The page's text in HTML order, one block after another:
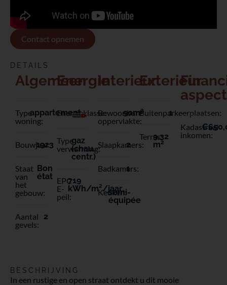
Contact opnemen
DETAILS
Algemeen
Type
woning:
appartement
Bouwjaar:
1923
Staat
van
het
gebouw:
Bon
état
Aantal
gevels:
2
Energie
Energieklasse:
Type
verwarming:
gaz
(chau.
centr.)
EPC
E-
peil:
719
kWh/m²/jaar
Interieur
Bewoonbare
oppervlakte:
90m2
Slaapkamers:
2
Badkamers:
1
Keuken:
semi-
équipée
Exterieur
Buitenparkeerplaatsen:
1
Terras:
9.32
m2
Kadastraal
inkomen:
BESCHRIJVING
In een rustige en open straat ontdekt u dit mooie